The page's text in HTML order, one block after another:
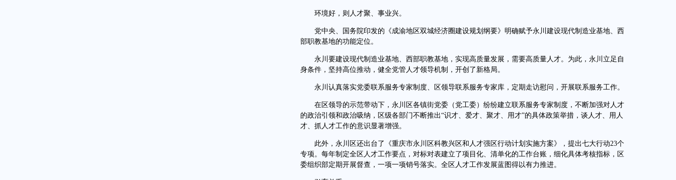
环境好，则人才聚、事业兴。
党中央、国务院印发的《成渝地区双城经济圈建设规划纲要》明确赋予永川建设现代制造业基地、西
部职教基地的功能定位。
永川要建设现代制造业基地、西部职教基地，实现高质量发展，需要高质量人才。为此，永川立足自
身条件，坚持高位推动，健全党管人才领导机制，开创了新格局。
永川认真落实党委联系服务专家制度、区领导联系服务专家库，定期走访慰问，开展联系服务工作。
在区领导的示范带动下，永川区各镇街党委（党工委）纷纷建立联系服务专家制度，不断加强对人才
的政治引领和政治吸纳，区级各部门不断推出“识才、爱才、聚才、用才”的具体政策举措，谈人才、用人
才、抓人才工作的意识显著增强。
此外，永川区还出台了《重庆市永川区科教兴区和人才强区行动计划实施方案》，提出七大行动23个
专项。每年制定全区人才工作要点，对标对表建立了项目化、清单化的工作台账，细化具体考核指标，区
委组织部定期开展督查，一项一项销号落实。全区人才工作发展蓝图得以有力推进。